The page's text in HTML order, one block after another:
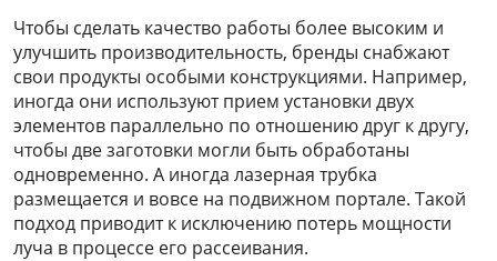
Чтобы сделать качество работы более высоким и
улучшить производительность, бренды снабжают
свои продукты особыми конструкциями. Например,
иногда они используют прием установки двух
элементов параллельно по отношению друг к другу,
чтобы две заготовки могли быть обработаны
одновременно. А иногда лазерная трубка
размещается и вовсе на подвижном портале. Такой
подход приводит к исключению потерь мощности
луча в процессе его рассеивания.